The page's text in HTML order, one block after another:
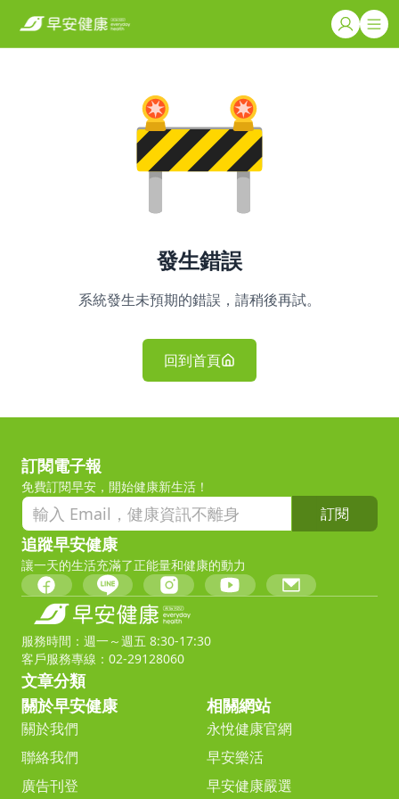
發生錯誤
系統發生未預期的錯誤，請稍後再試。
回到首頁
訂閱電子報
免費訂閱早安，開始健康新生活！
訂閱
追蹤早安健康
讓一天的生活充滿了正能量和健康的動力
服務時間：週一～週五 8:30-17:30
客戶服務專線：02-29128060
文章分類
關於早安健康
關於我們
聯絡我們
廣告刊登
相關網站
永悅健康官網
早安樂活
早安健康嚴選